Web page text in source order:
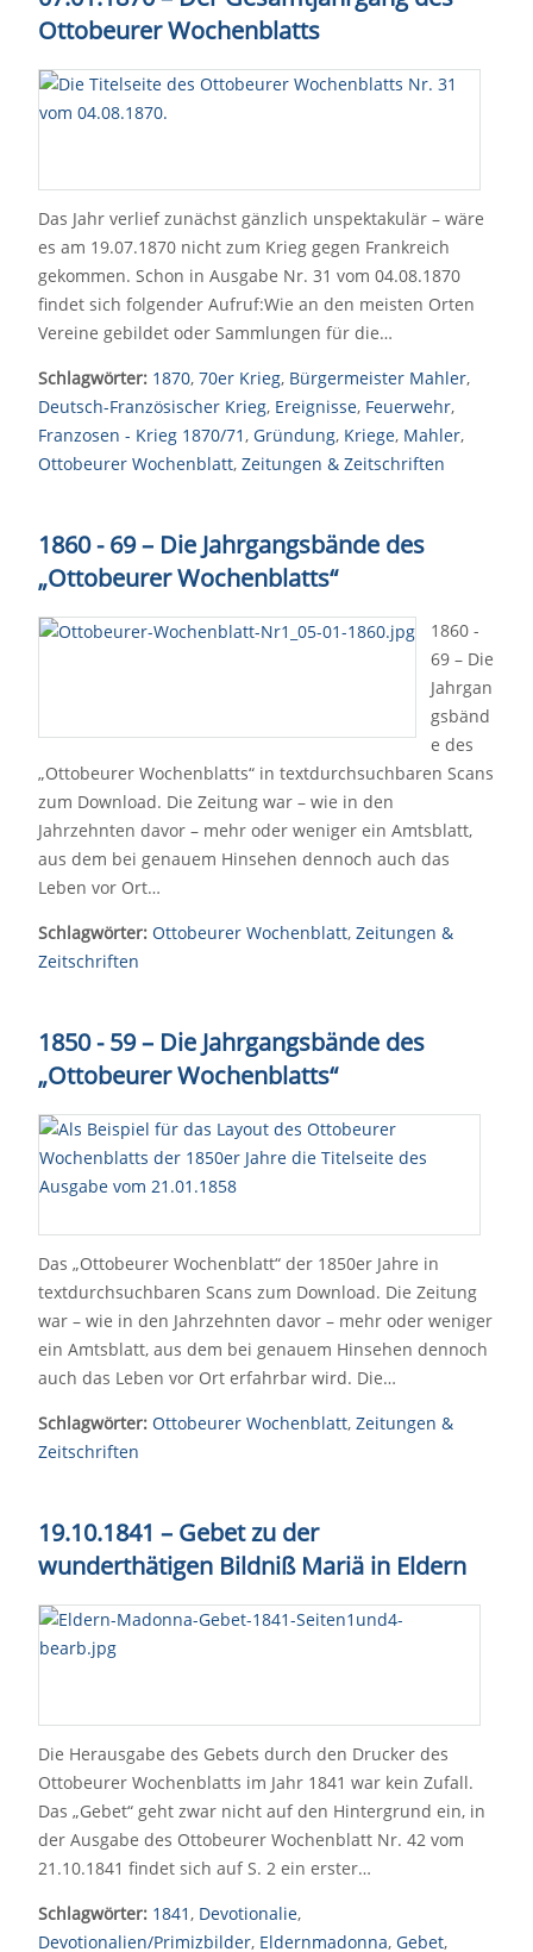
Ottobeurer Wochenblatts
Das Jahr verlief zunächst gänzlich unspektakulär – wäre
es am 19.07.1870 nicht zum Krieg gegen Frankreich
gekommen. Schon in Ausgabe Nr. 31 vom 04.08.1870
findet sich folgender Aufruf:Wie an den meisten Orten
Vereine gebildet oder Sammlungen für die…
Schlagwörter: 1870, 70er Krieg, Bürgermeister Mahler,
Deutsch-Französischer Krieg, Ereignisse, Feuerwehr,
Franzosen - Krieg 1870/71, Gründung, Kriege, Mahler,
Ottobeurer Wochenblatt, Zeitungen & Zeitschriften
1860 - 69 – Die Jahrgangsbände des
„Ottobeurer Wochenblatts“
1860 -
69 – Die
Jahrgan
gsbänd
e des
„Ottobeurer Wochenblatts“ in textdurchsuchbaren Scans
zum Download. Die Zeitung war – wie in den
Jahrzehnten davor – mehr oder weniger ein Amtsblatt,
aus dem bei genauem Hinsehen dennoch auch das
Leben vor Ort…
Schlagwörter: Ottobeurer Wochenblatt, Zeitungen &
Zeitschriften
1850 - 59 – Die Jahrgangsbände des
„Ottobeurer Wochenblatts“
Das „Ottobeurer Wochenblatt“ der 1850er Jahre in
textdurchsuchbaren Scans zum Download. Die Zeitung
war – wie in den Jahrzehnten davor – mehr oder weniger
ein Amtsblatt, aus dem bei genauem Hinsehen dennoch
auch das Leben vor Ort erfahrbar wird. Die…
Schlagwörter: Ottobeurer Wochenblatt, Zeitungen &
Zeitschriften
19.10.1841 – Gebet zu der
wunderthätigen Bildniß Mariä in Eldern
Die Herausgabe des Gebets durch den Drucker des
Ottobeurer Wochenblatts im Jahr 1841 war kein Zufall.
Das „Gebet“ geht zwar nicht auf den Hintergrund ein, in
der Ausgabe des Ottobeurer Wochenblatt Nr. 42 vom
21.10.1841 findet sich auf S. 2 ein erster…
Schlagwörter: 1841, Devotionalie,
Devotionalien/Primizbilder, Eldernmadonna, Gebet,